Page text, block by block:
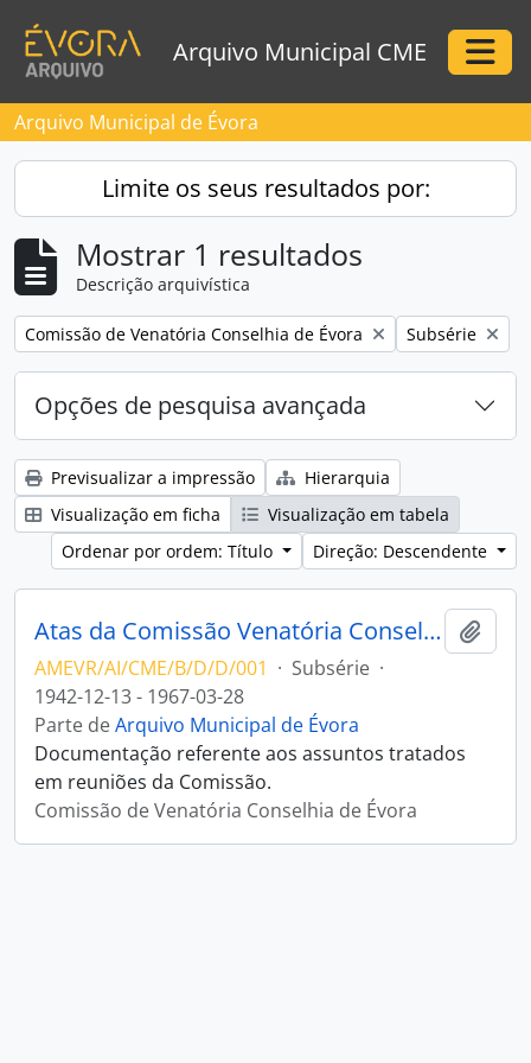
Arquivo Municipal CME
Arquivo Municipal de Évora
Limite os seus resultados por:
Mostrar 1 resultados
Descrição arquivística
Remove filter:
Comissão de Venatória Conselhia de Évora Remove filter:
Subsérie
Opções de pesquisa avançada
Previsualizar a impressão
Hierarquia
Visualização em ficha
Visualização em tabela
Ordenar por ordem: Título
Direção: Descendente
Atas da Comissão Venatória Conselhia de Évora
AMEVR/AI/CME/B/D/D/001 · Subsérie ·
1942-12-13 - 1967-03-28
Parte deArquivo Municipal de Évora
Documentação referente aos assuntos tratados
em reuniões da Comissão.
Comissão de Venatória Conselhia de Évora